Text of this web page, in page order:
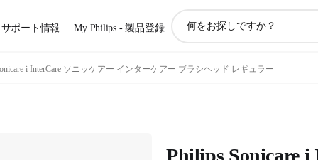
サポート情報 My Philips - 製品登録
索
i InterCare ソニッケアー インターケアー ブラシヘッド レギュラー
Philips Sonicare i